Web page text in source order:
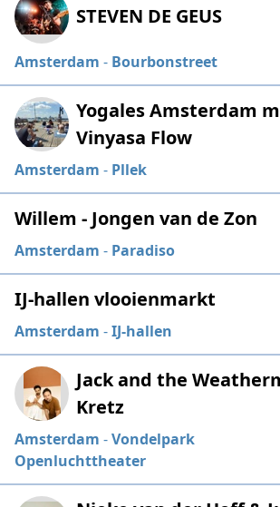
STEVEN DE GEUS
Amsterdam - Bourbonstreet
Yogales Amsterdam
Vinyasa Flow
Amsterdam - Pllek
Willem - Jongen van de Zon
Amsterdam - Paradiso
IJ-hallen vlooienmarkt
Amsterdam -IJ-hallen
Jack and the
Kretz
Amsterdam -Vondelpark
Openluchttheater